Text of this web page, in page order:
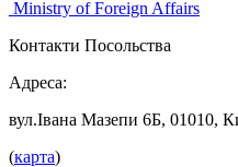
Ministry of Foreign Affairs
Контакти Посольства
Адреса:
вул.Івана Мазепи 6Б, 01010,
(карта)